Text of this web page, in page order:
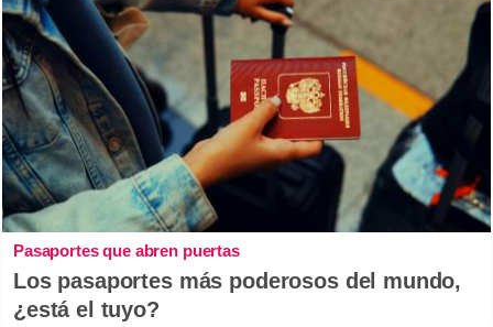
Pasaportes que abren puertas
Los pasaportes más poderosos del mundo,
¿está el tuyo?